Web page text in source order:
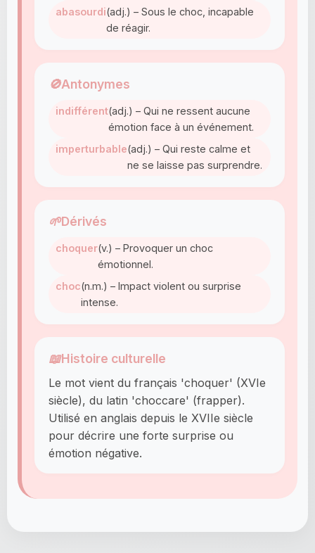
abasourdi(adj.) – Sous le choc, incapable
de réagir.
🚫Antonymes
indifférent(adj.) – Qui ne ressent aucune
émotion face à un événement.
imperturbable(adj.) – Qui reste calme et
ne se laisse pas surprendre.
🌱Dérivés
choquer(v.) – Provoquer un choc
émotionnel.
choc(n.m.) – Impact violent ou surprise
intense.
📖Histoire culturelle
Le mot vient du français 'choquer' (XVIe
siècle), du latin 'choccare' (frapper).
Utilisé en anglais depuis le XVIIe siècle
pour décrire une forte surprise ou
émotion négative.